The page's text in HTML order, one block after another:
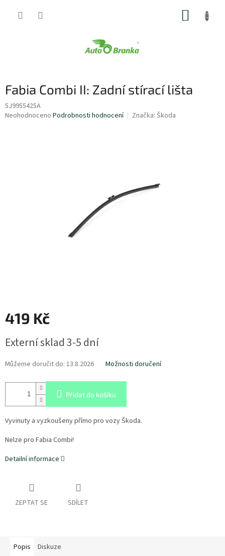
Fabia Combi II: Zadní stírací lišta
5J9955425A
Průměrné
Neohodnoceno Podrobnosti hodnocení Značka: Škoda
419 Kč
cena:
Externí sklad 3-5 dní
Můžeme doručit do: 13.8.2026 Možnosti doručení
Přidat do košíku
Vyvinuty a vyzkoušeny přímo pro vozy Škoda.
Nelze pro Fabia Combi!
Detailní informace
ZEPTAT SE SDÍLET
Popis Diskuze